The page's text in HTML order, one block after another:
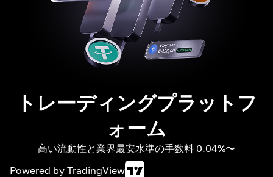
トレーディングプラットフ
ォーム
高い流動性と業界最安水準の手数料 0.04%〜
Powered by TradingView